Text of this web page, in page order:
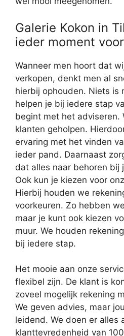
Galerie Kokon in
ieder moment
Wanneer men hoort dat
verkopen, denkt men al
hierbij ophouden. Niets is
helpen je bij iedere stap
begint met het adviseren.
klanten geholpen.
ervaring met het vinden
ieder pand. Daarnaast
dat alles naar behoren bij
Ook kun je kiezen voor
Hierbij houden we
voorkeuren. Zo hebben
maar je kunt ook kiezen
muur. We houden
bij iedere stap.
Het mooie aan onze
flexibel zijn. De klant is
zoveel mogelijk rekening
We geven advies, maar
leidend. We doen er alles
klanttevredenheid van